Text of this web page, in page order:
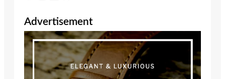
Advertisement